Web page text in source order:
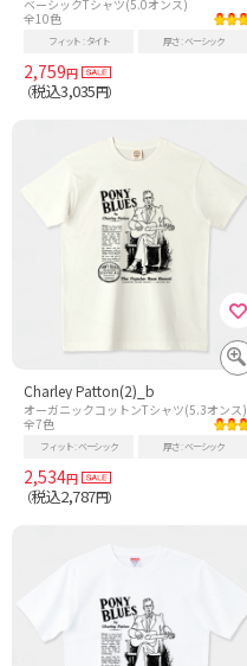
ベーシックTシャツ(5.0オンス)
全10色
フィット タイト 厚さ ベーシック
2,759円
（税込3,035円）
Charley Patton(2)_b
オーガニックコットンTシャツ(5.3オンス)
全7色
フィット ベーシック 厚さ ベーシック
2,534円
（税込2,787円）